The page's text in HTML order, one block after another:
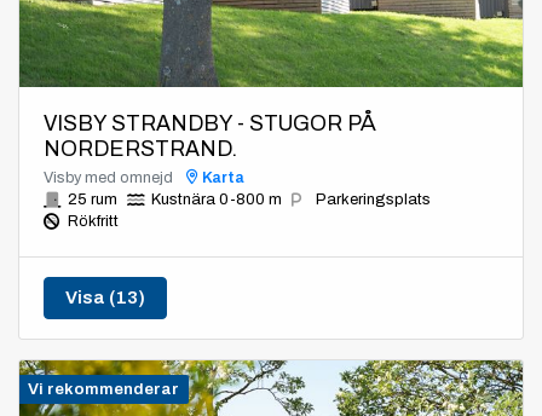
VISBY STRANDBY - STUGOR PÅ
NORDERSTRAND.
Visby med omnejd
Karta
25 rum
Kustnära 0-800 m
Parkeringsplats
Rökfritt
Visa (13)
Vi rekommenderar